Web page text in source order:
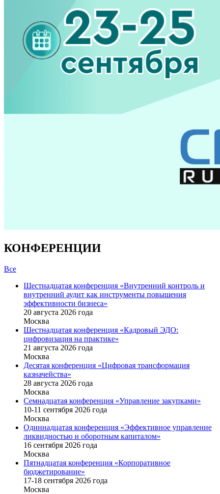
КОНФЕРЕНЦИИ
Все
Шестнадцатая конференция «Внутренний контроль и
внутренний аудит как инструменты повышения
эффективности бизнеса»
20 августа 2026 года
Москва
Шестнадцатая конференция «Кадровый ЭДО:
цифровизация на практике»
21 августа 2026 года
Москва
Десятая конференция «Цифровая трансформация
казначейства»
28 августа 2026 года
Москва
Семнадцатая конференция «Управление закупками»
10-11 сентября 2026 года
Москва
Одиннадцатая конференция «Эффективное управление
ликвидностью и оборотным капиталом»
16 cентября 2026 года
Москва
Пятнадцатая конференция «Корпоративное
бюджетирование»
17-18 сентября 2026 года
Москва